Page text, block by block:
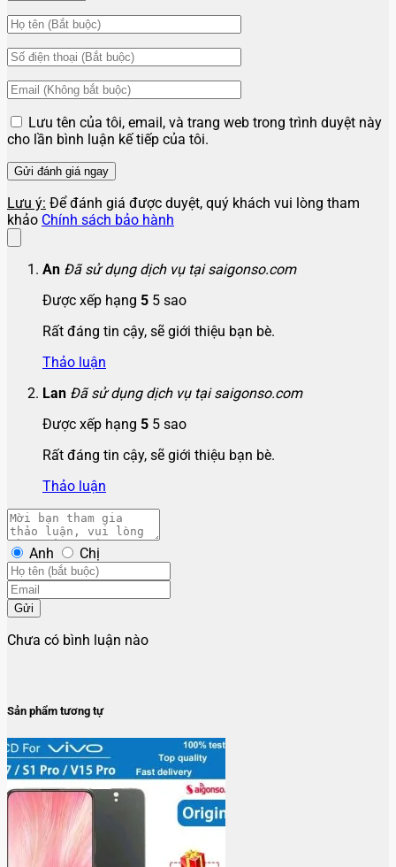
Lan Đã sử dụng dịch vụ tại saigonso.com
Được xếp hạng
Rất đáng tin cậy, sẽ giới thiệu bạn bè.
Thảo luận
Gửi
Chưa có bình luận nào
900.000₫